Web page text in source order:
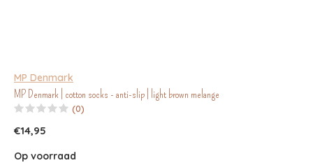
MP Denmark
MP Denmark | cotton socks - anti-slip | light brown melange
(0)
€14,95
Op voorraad